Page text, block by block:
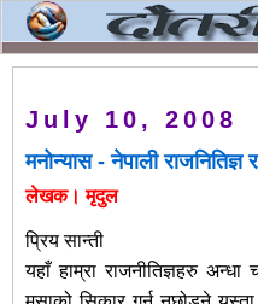
July 10, 2008
मनोन्यास - नेपाली
लेखक। मृदुल
प्रिय सान्ती
यहाँ हाम्रा राजनीतिज्ञहरु